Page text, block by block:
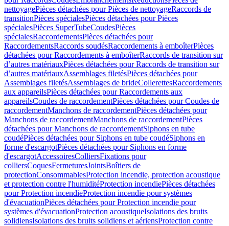
nettoyagePièces détachées pour Pièces de nettoyageRaccords de
transitionPièces spécialesPièces détachées pour Pièces
spécialesPièces SuperTubeCoudesPièces
spécialesRaccordementsPièces détachées pour
RaccordementsRaccords soudésRaccordements à emboîterPièces
détachées pour Raccordements à emboîterRaccords de transition sur
d’autres matériauxPièces détachées pour Raccords de transition sur
d’autres matériauxAssemblages filetésPièces détachées pour
Assemblages filetésAssemblages de brideCollerettesRaccordements
aux appareilsPièces détachées pour Raccordements aux
appareilsCoudes de raccordementPièces détachées pour Coudes de
raccordementManchons de raccordementPièces détachées pour
Manchons de raccordementManchons de raccordementPièces
détachées pour Manchons de raccordementSiphons en tube
coudéPièces détachées pour Siphons en tube coudéSiphons en
forme d'escargotPièces détachées pour Siphons en forme
d'escargotAccessoiresColliersFixations pour
colliersCoquesFermeturesJointsBoîtiers de
protectionConsommablesProtection incendie, protection acoustique
et protection contre l'humiditéProtection incendiePièces détachées
pour Protection incendieProtection incendie pour systèmes
d'évacuationPièces détachées pour Protection incendie pour
systèmes d'évacuationProtection acoustiqueIsolations des bruits
solidiensIsolations des bruits solidiens et aériensProtection contre